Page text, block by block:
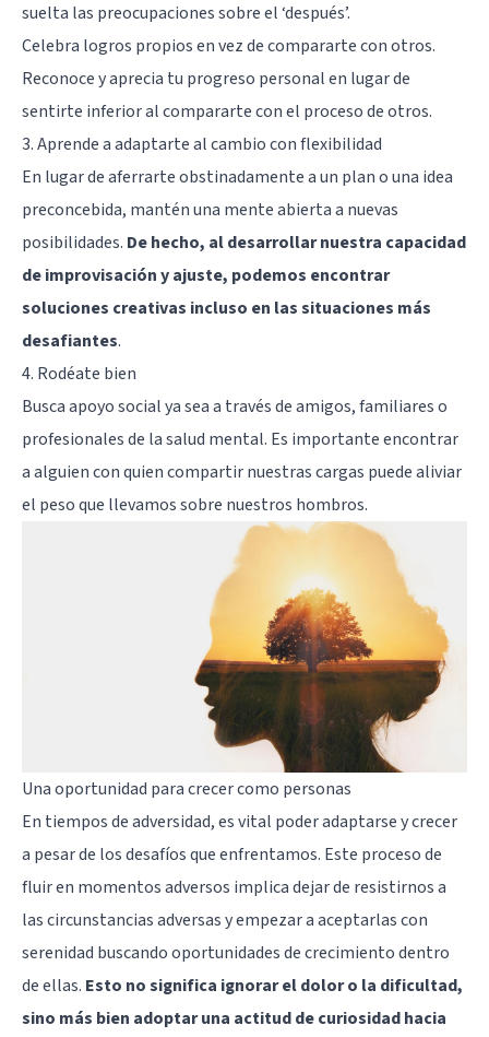
suelta las preocupaciones sobre el ‘después’.
Celebra logros propios en vez de compararte con otros.
Reconoce y aprecia tu progreso personal en lugar de
sentirte inferior al compararte con el proceso de otros.
3. Aprende a adaptarte al cambio con flexibilidad
En lugar de aferrarte obstinadamente a un plan o una idea
preconcebida, mantén una mente abierta a nuevas
posibilidades. De hecho, al desarrollar nuestra capacidad
de improvisación y ajuste, podemos encontrar
soluciones creativas incluso en las situaciones más
desafiantes.
4. Rodéate bien
Busca apoyo social ya sea a través de amigos, familiares o
profesionales de la salud mental. Es importante encontrar
a alguien con quien compartir nuestras cargas puede aliviar
el peso que llevamos sobre nuestros hombros.
Una oportunidad para crecer como personas
En tiempos de adversidad, es vital poder adaptarse y crecer
a pesar de los desafíos que enfrentamos. Este proceso de
fluir en momentos adversos implica dejar de resistirnos a
las circunstancias adversas y empezar a aceptarlas con
serenidad buscando oportunidades de crecimiento dentro
de ellas. Esto no significa ignorar el dolor o la dificultad,
sino más bien adoptar una actitud de curiosidad hacia